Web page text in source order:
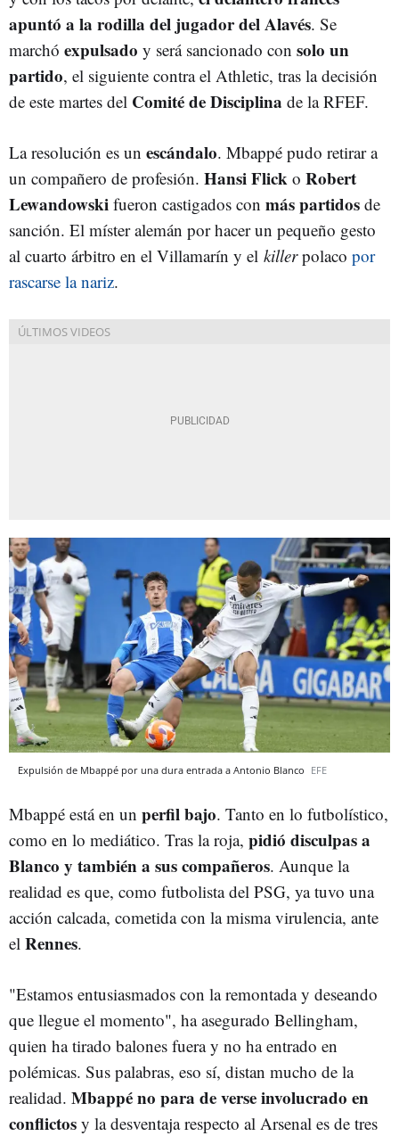
apuntó a la rodilla del jugador del Alavés. Se
marchó expulsado y será sancionado con solo un
partido, el siguiente contra el Athletic, tras la decisión
de este martes del Comité de Disciplina de la RFEF.
La resolución es un escándalo. Mbappé pudo retirar a
un compañero de profesión. Hansi Flick o Robert
Lewandowski fueron castigados con más partidos de
sanción. El míster alemán por hacer un pequeño gesto
al cuarto árbitro en el Villamarín y el killerpolaco por
rascarse la nariz.
Expulsión de Mbappé por una dura entrada a Antonio Blanco EFE
Mbappé está en un perfil bajo. Tanto en lo futbolístico,
como en lo mediático. Tras la roja, pidió disculpas a
Blanco y también a sus compañeros. Aunque la
realidad es que, como futbolista del PSG, ya tuvo una
acción calcada, cometida con la misma virulencia, ante
el Rennes.
"Estamos entusiasmados con la remontada y deseando
que llegue el momento", ha asegurado Bellingham,
quien ha tirado balones fuera y no ha entrado en
polémicas. Sus palabras, eso sí, distan mucho de la
realidad. Mbappé no para de verse involucrado en
conflictos y la desventaja respecto al Arsenal es de tres